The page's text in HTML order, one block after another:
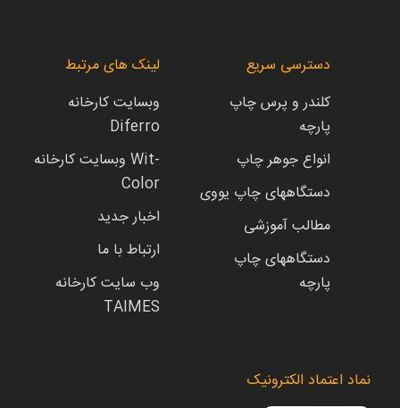
دسترسی سریع
کلندر و پرس چاپ
پارچه
انواع جوهر چاپ
دستگاههای چاپ یووی
مطالب آموزشی
دستگاههای چاپ
پارچه
لینک های مرتبط
وبسایت کارخانه
Diferro
وبسایت کارخانه Wit-
Color
اخبار جدید
ارتباط با ما
وب سایت کارخانه
TAIMES
نماد اعتماد الکترونیک